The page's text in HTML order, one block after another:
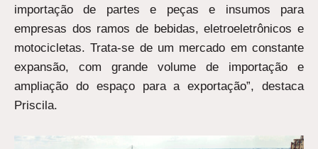
importação de partes e peças e insumos para
empresas dos ramos de bebidas, eletroeletrônicos e
motocicletas. Trata-se de um mercado em constante
expansão, com grande volume de importação e
ampliação do espaço para a exportação”, destaca
Priscila.